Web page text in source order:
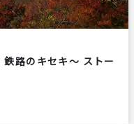
路のキセキ～ ストー